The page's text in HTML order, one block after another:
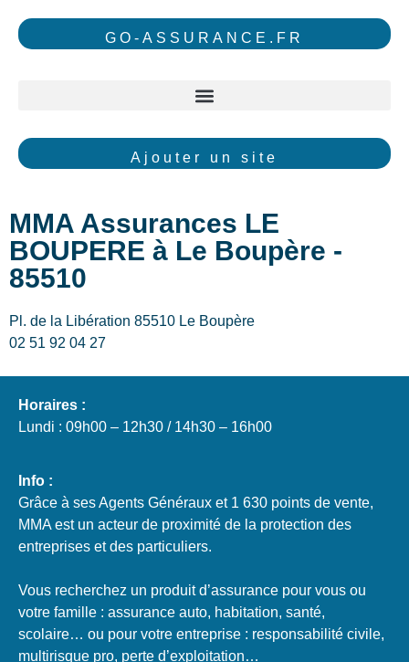
GO-ASSURANCE.FR
Ajouter un site
MMA Assurances LE
BOUPERE à Le Boupère -
85510
Pl. de la Libération 85510 Le Boupère
02 51 92 04 27
Horaires :
Lundi : 09h00 – 12h30 / 14h30 – 16h00
Info :
Grâce à ses Agents Généraux et 1 630 points de vente,
MMA est un acteur de proximité de la protection des
entreprises et des particuliers.
Vous recherchez un produit d’assurance pour vous ou
votre famille : assurance auto, habitation, santé,
scolaire… ou pour votre entreprise : responsabilité civile,
multirisque pro, perte d’exploitation…